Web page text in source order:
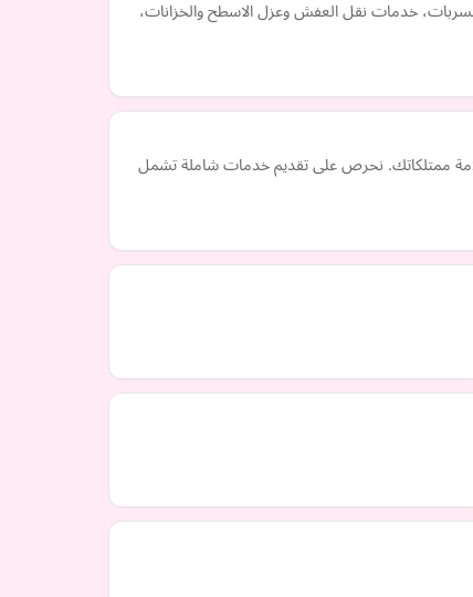
خدمات نقل العفش وعزل الاسطح والخزانات،
ممتلكاتك. نحرص على تقديم خدمات شاملة تشمل